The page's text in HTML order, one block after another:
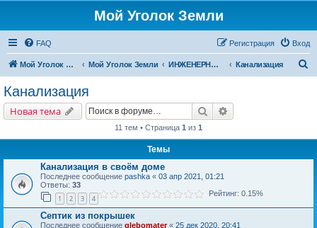
Мой Уголок Земли
FAQ Вход
Регистрация
Мой Уголок Земли Мой Уголок Земли ИНЖЕНЕРНЫЕ СИСТЕМЫ Канализация
Канализация
Новая тема Поиск
11 тем • Страница 1 из 1
Темы
Канализация в своём доме
Последнее сообщение pashka « 03 апр 2021, 01:21
Ответы: 33
1 2 3 4
Рейтинг: 0.15%
Септик из покрышек
Последнее сообщение glebomater« 25 дек 2020, 20:41